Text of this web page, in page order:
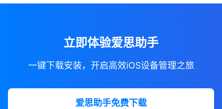
立即体验爱思助手
一键下载安装，开启高效iOS设备管理之旅
爱思助手免费下载